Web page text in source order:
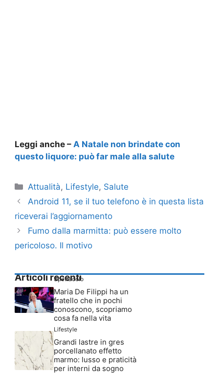
Leggi anche – A Natale non brindate con
questo liquore: può far male alla salute
Categorie
Attualità, Lifestyle, Salute
Android 11, se il tuo telefono è in questa lista
riceverai l’aggiornamento
Fumo dalla marmitta: può essere molto
pericoloso. Il motivo
Articoli recenti
Spettacolo
Maria De Filippi ha un
fratello che in pochi
conoscono, scopriamo
cosa fa nella vita
Lifestyle
Grandi lastre in gres
porcellanato effetto
marmo: lusso e praticità
per interni da sogno